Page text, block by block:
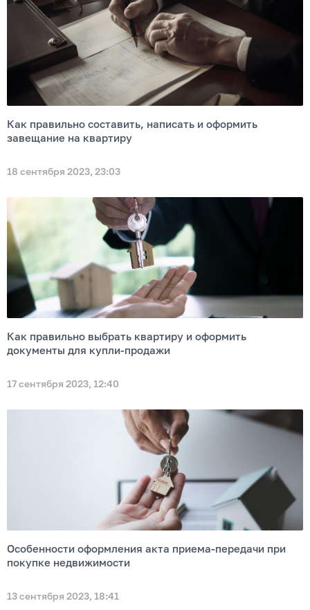
Как правильно составить, написать и оформить
завещание на квартиру
18 сентября 2023, 23:03
Как правильно выбрать квартиру и оформить
документы для купли-продажи
17 сентября 2023, 12:40
Особенности оформления акта приема-передачи при
покупке недвижимости
13 сентября 2023, 18:41